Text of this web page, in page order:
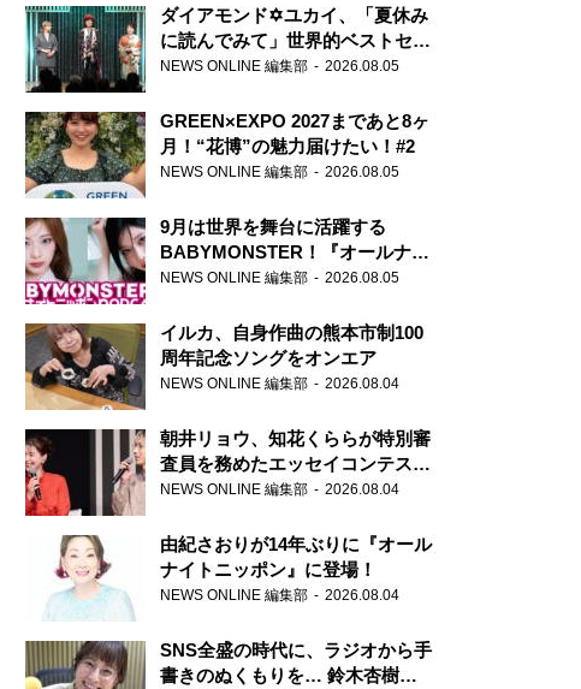
ダイアモンド✡ユカイ、「夏休み
に読んでみて」世界的ベストセラ
ー『アナスタシア』を紹介
NEWS ONLINE 編集部 2026.08.05
GREEN×EXPO 2027まであと8ヶ
月！“花博”の魅力届けたい！#2
NEWS ONLINE 編集部 2026.08.05
9月は世界を舞台に活躍する
BABYMONSTER！『オールナイ
トニッポンPODCAST』月替わり
NEWS ONLINE 編集部 2026.08.05
イルカ、自身作曲の熊本市制100
周年記念ソングをオンエア
NEWS ONLINE 編集部 2026.08.04
朝井リョウ、知花くららが特別審
査員を務めたエッセイコンテスト
の特別番組「#いまあなたに伝え
NEWS ONLINE 編集部 2026.08.04
由紀さおりが14年ぶりに『オール
ナイトニッポン』に登場！
NEWS ONLINE 編集部 2026.08.04
SNS全盛の時代に、ラジオから手
書きのぬくもりを… 鈴木杏樹の